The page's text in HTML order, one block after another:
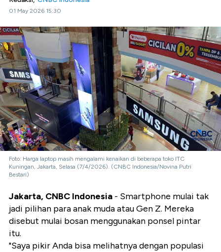
01 May 2026 15:30
Foto: Harga laptop masih mengalami kenaikan di beberapa toko ITC
Kuningan, Jakarta, Selasa (7/4/2026). (CNBC Indonesia/Novina Putri
Bestari)
Jakarta, CNBC Indonesia - Smartphone mulai tak
jadi pilihan para anak muda atau Gen Z. Mereka
disebut mulai bosan menggunakan ponsel pintar
itu.
"Saya pikir Anda bisa melihatnya dengan populasi